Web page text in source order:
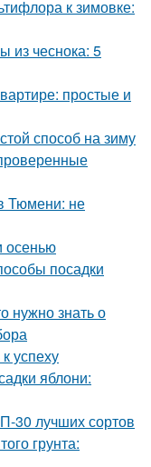
к зимовке:
из чеснока: 5
простые и
способ на зиму
Тюмени: не
осенью
посадки
нужно знать о
успеху
яблони:
30 лучших сортов
грунта: